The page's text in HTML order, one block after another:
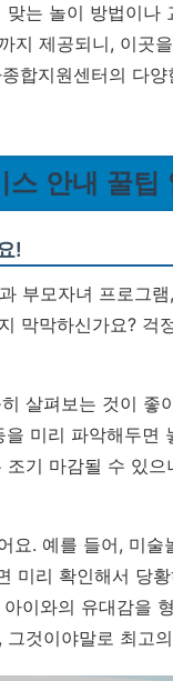
는 놀이 방법이나
지 제공되니, 이곳
합지원센터의 다
안내 꿀팁
!
부모자녀 프로그
막막하신가요? 걱
살펴보는 것이 좋
미리 파악해두면
기 마감될 수 있으
요. 예를 들어, 미
미리 확인해서 당
이와의 유대감을
것이야말로 최고